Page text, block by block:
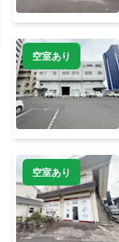
空室あり
空室あり